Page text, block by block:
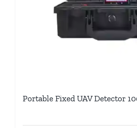
Portable Fixed UAV Detector